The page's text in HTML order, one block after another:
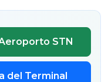
STN
del Terminal